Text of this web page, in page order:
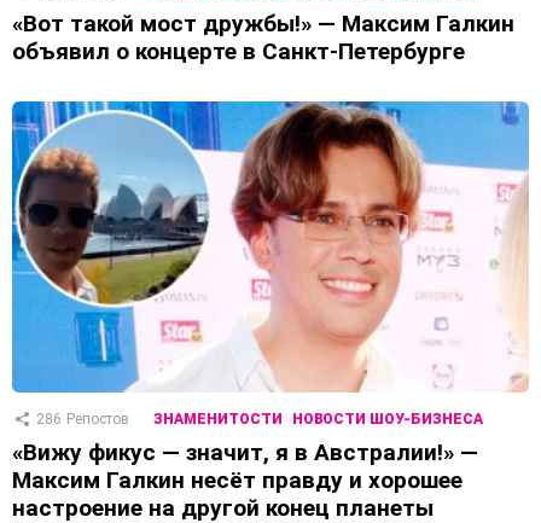
«Вот такой мост дружбы!» — Максим Галкин
объявил о концерте в Санкт-Петербурге
286 Репостов ЗНАМЕНИТОСТИ НОВОСТИ ШОУ-БИЗНЕСА
«Вижу фикус — значит, я в Австралии!» —
Максим Галкин несёт правду и хорошее
настроение на другой конец планеты